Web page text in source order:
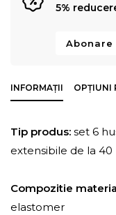
5%
INFORMAȚII OPȚIUNI
Tip produs: set 6
extensibile de la 40
Compozitie
elastomer